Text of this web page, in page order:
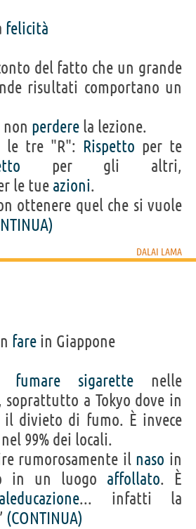
felicità
del fatto che un grande
risultati comportano un
perdere la lezione.
le tre "R": Rispetto per te
per gli altri,
le tue azioni.
ottenere quel che si vuole
DALAI LAMA
fare in Giappone
fumare sigarette nelle
soprattutto a Tokyo dove in
il divieto di fumo. È invece
nel 99% dei locali.
rumorosamente il naso in
in un luogo affollato. È
... infatti la
(CONTINUA)